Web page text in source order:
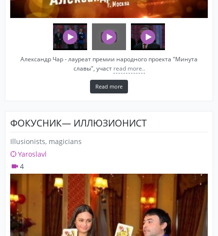
Александр Чар - лауреат премии народного проекта "Минута
славы", участ read more..
Read more
ФОКУСНИК— ИЛЛЮЗИОНИСТ
Illusionists, magicians
Yaroslavl
4